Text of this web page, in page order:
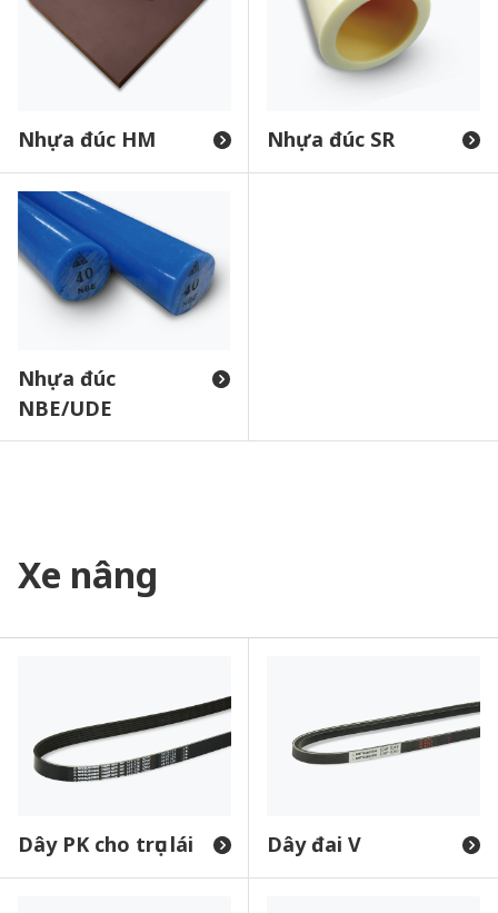
Nhựa đúc HM Nhựa đúc SR
Nhựa đúc
NBE/UDE
Xe nâng
Dây PK cho trục lái Dây đai V